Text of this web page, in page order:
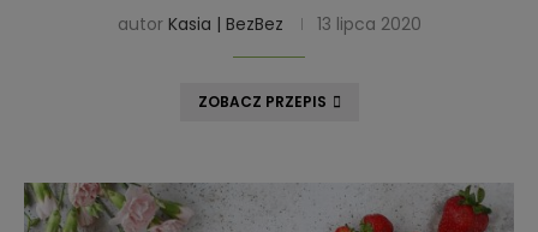
autor Kasia | BezBez 13 lipca 2020
ZOBACZ PRZEPIS